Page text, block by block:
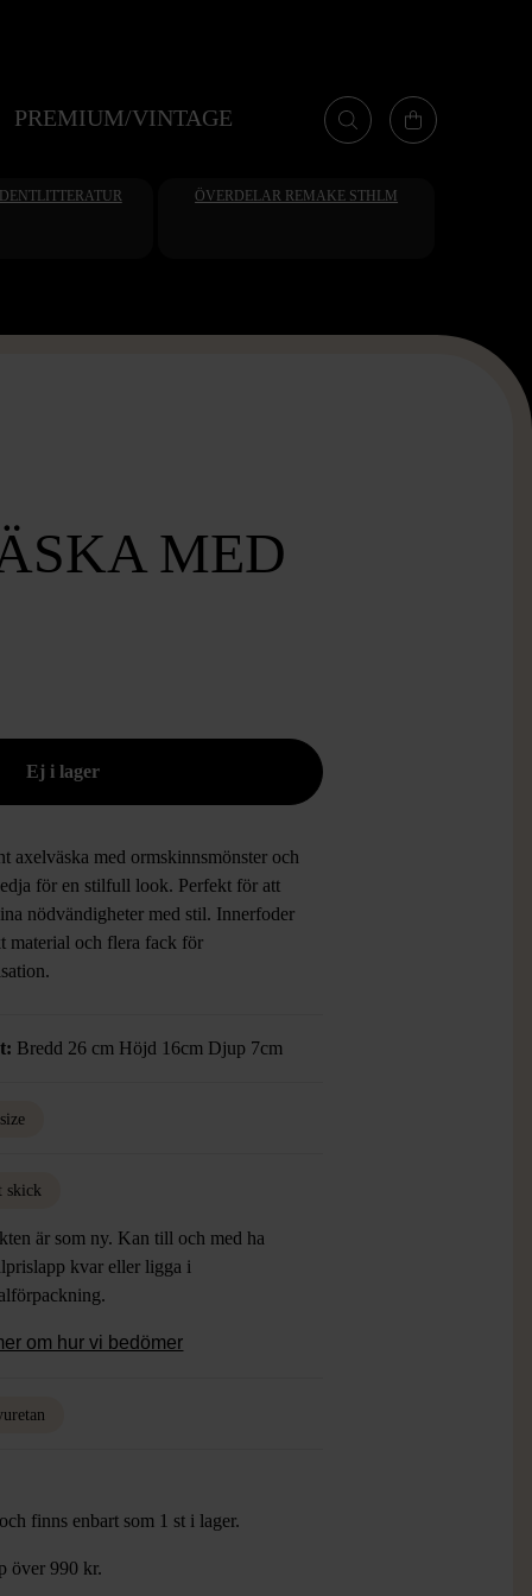
PREMIUM/VINTAGE
ÖVERDELAR REMAKE STHLM
MED
axelväska med ormskinnsmönster och
för en stilfull look. Perfekt för att
nödvändigheter med stil. Innerfoder
material och flera fack för
Bredd 26 cm Höjd 16cm Djup 7cm
skick
är som ny. Kan till och med ha
kvar eller ligga i
om hur vi bedömer
finns enbart som 1 st i lager.
över 990 kr.